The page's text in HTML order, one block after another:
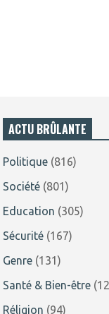
ACTU BRÛLANTE
Politique (816)
Société (801)
Education (305)
Sécurité (167)
Genre (131)
Santé & Bien-être
Réligion (94)